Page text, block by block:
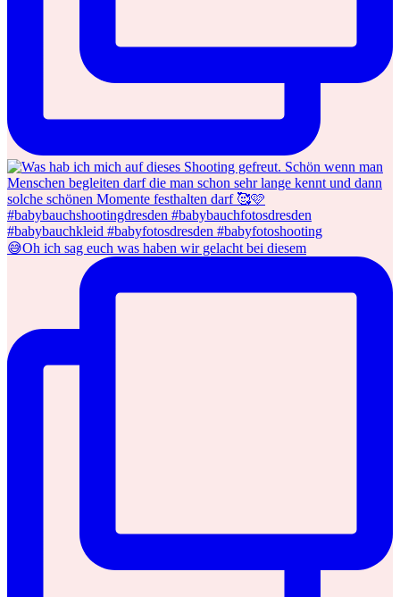
😅Oh ich sag euch was haben wir gelacht bei diesem